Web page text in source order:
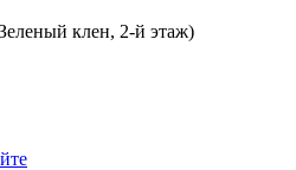
клен, 2-й этаж)